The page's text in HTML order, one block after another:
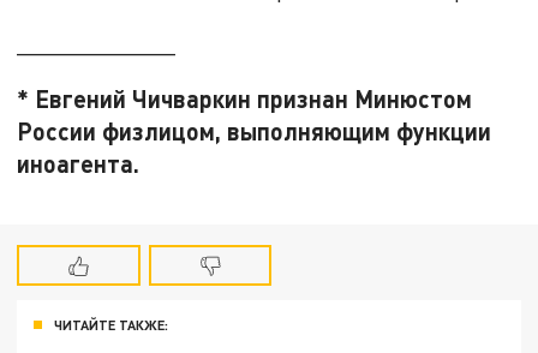
* Евгений Чичваркин признан Минюстом
России физлицом, выполняющим функции
иноагента.
ЧИТАЙТЕ ТАКЖЕ: